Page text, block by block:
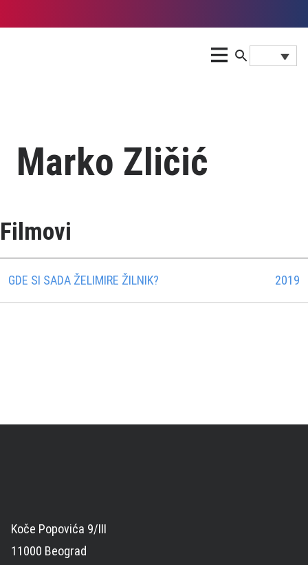
Marko Zličić
Filmovi
GDE SI SADA ŽELIMIRE ŽILNIK? 2019
Koče Popovića 9/III
11000 Beograd